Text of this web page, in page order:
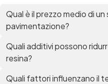
Qual è il prezzo medio di
pavimentazione?
Quali additivi possono
resina?
Quali fattori influenzano il